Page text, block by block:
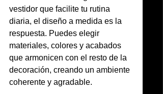
vestidor que facilite tu rutina
diaria, el diseño a medida es la
respuesta. Puedes elegir
materiales, colores y acabados
que armonicen con el resto de la
decoración, creando un ambiente
coherente y agradable.